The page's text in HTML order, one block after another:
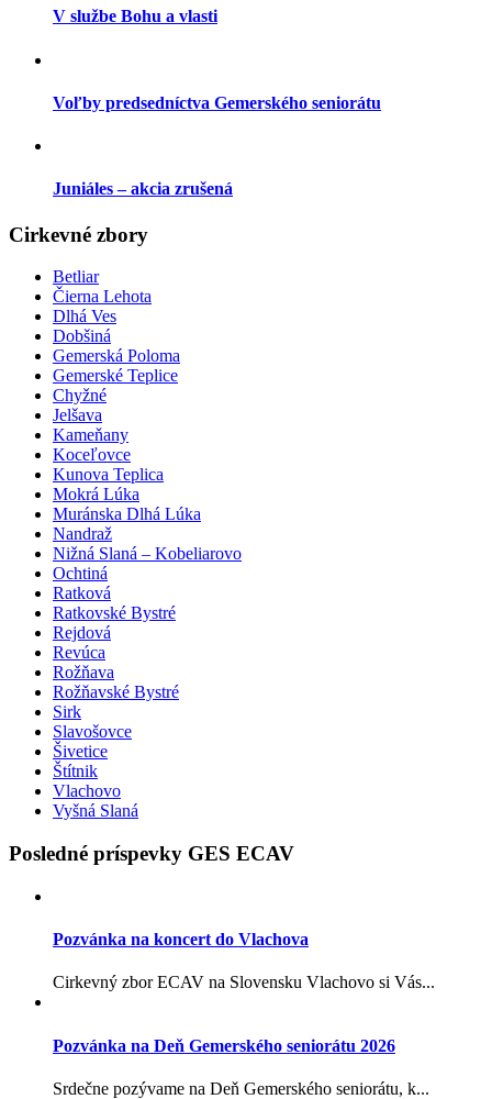
V službe Bohu a vlasti
Voľby predsedníctva Gemerského seniorátu
Juniáles – akcia zrušená
Cirkevné zbory
Betliar
Čierna Lehota
Dlhá Ves
Dobšiná
Gemerská Poloma
Gemerské Teplice
Chyžné
Jelšava
Kameňany
Koceľovce
Kunova Teplica
Mokrá Lúka
Muránska Dlhá Lúka
Nandraž
Nižná Slaná – Kobeliarovo
Ochtiná
Ratková
Ratkovské Bystré
Rejdová
Revúca
Rožňava
Rožňavské Bystré
Sirk
Slavošovce
Šivetice
Štítnik
Vlachovo
Vyšná Slaná
Posledné príspevky GES ECAV
Pozvánka na koncert do Vlachova
Cirkevný zbor ECAV na Slovensku Vlachovo si Vás...
Pozvánka na Deň Gemerského seniorátu 2026
Srdečne pozývame na Deň Gemerského seniorátu, k...